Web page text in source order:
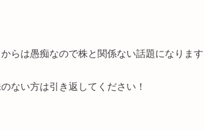
らは愚痴なので株と関係ない話題になります
ない方は引き返してください！